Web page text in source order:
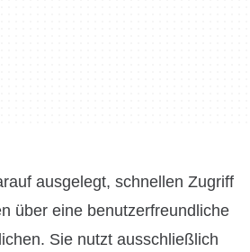
ausgelegt, schnellen Zugriff
über eine benutzerfreundliche
Sie nutzt ausschließlich